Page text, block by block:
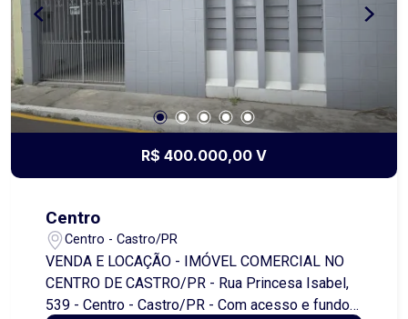
R$ 400.000,00 V
Centro
Centro - Castro/PR
VENDA E LOCAÇÃO - IMÓVEL COMERCIAL NO
CENTRO DE CASTRO/PR - Rua Princesa Isabel,
539 - Centro - Castro/PR - Com acesso e fundos